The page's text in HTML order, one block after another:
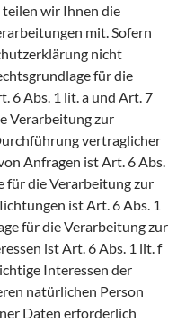
teilen wir Ihnen die
mit. Sofern
nicht
für die
6 Abs. 1 lit. a und Art. 7
Verarbeitung zur
vertraglicher
Anfragen ist Art. 6 Abs.
für die Verarbeitung zur
ist Art. 6 Abs. 1
für die Verarbeitung zur
ist Art. 6 Abs. 1 lit. f
Interessen der
natürlichen Person
Daten erforderlich